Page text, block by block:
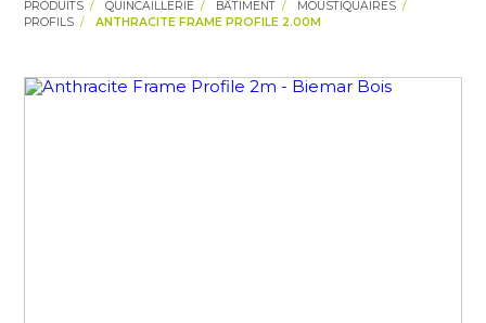
PRODUITS QUINCAILLERIE BÂTIMENT
MOUSTIQUAIRES
PROFILS
ANTHRACITE FRAME PROFILE 2.00M